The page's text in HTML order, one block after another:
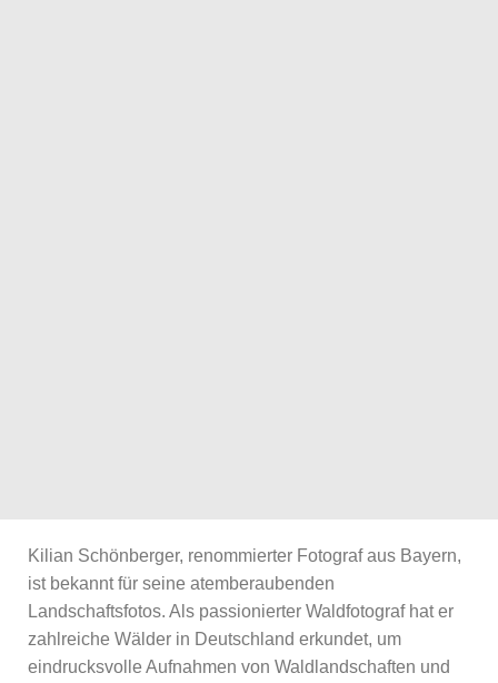
Kilian Schönberger, renommierter Fotograf aus Bayern,
ist bekannt für seine atemberaubenden
Landschaftsfotos. Als passionierter Waldfotograf hat er
zahlreiche Wälder in Deutschland erkundet, um
eindrucksvolle Aufnahmen von Waldlandschaften und